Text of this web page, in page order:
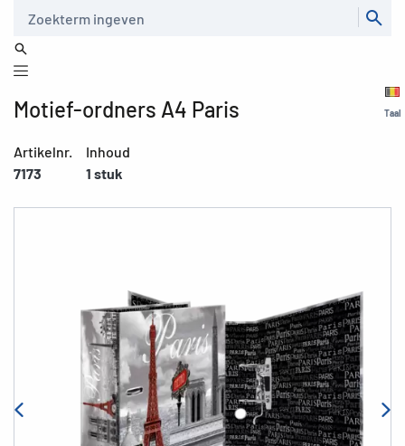
Taal
Motief-ordners A4 Paris
Artikelnr.
7173
Inhoud
1 stuk